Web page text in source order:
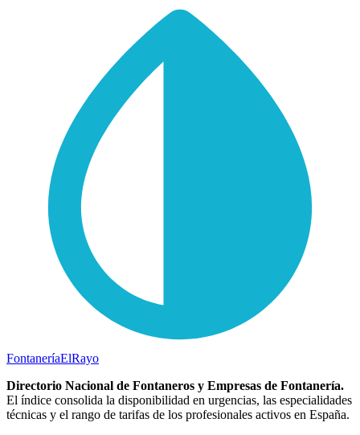
FontaneríaElRayo
Directorio Nacional de Fontaneros y Empresas de Fontanería.
El índice consolida la disponibilidad en urgencias, las especialidades
técnicas y el rango de tarifas de los profesionales activos en España.